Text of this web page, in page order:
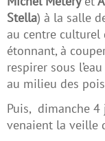
Stella) à la salle
au centre culturel
étonnant, à
respirer sous
au milieu des
Puis, dimanche 4
venaient la veille